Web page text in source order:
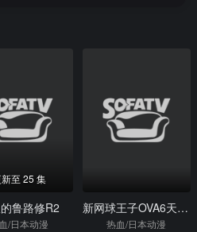
至 25 集
鲁路修R2
/日本动漫
新网球王子OVA6天使与圣经
热血/日本动漫